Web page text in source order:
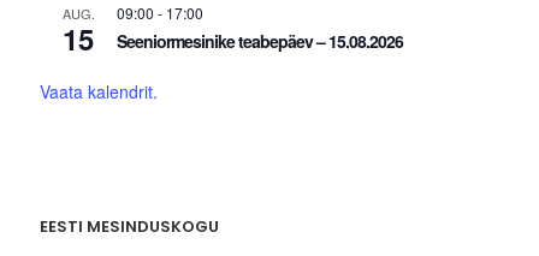
AUG.
15
09:00 - 17:00
Seeniormesinike teabepäev – 15.08.2026
Vaata kalendrit.
EESTI MESINDUSKOGU